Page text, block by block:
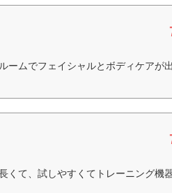
ームでフェイシャルとボディケアが
くて、試しやすくてトレーニング機